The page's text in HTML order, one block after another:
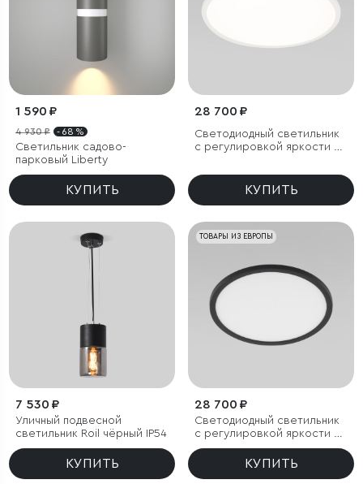
1 590 ₽
4 930 ₽ - 68 %
Светильник садово-
парковый Liberty
КУПИТЬ
28 700 ₽
Светодиодный светильник
с регулировкой яркости и
(3000/4000/6000К) IP54
КУПИТЬ
7 530 ₽
Уличный подвесной
светильник Roil чёрный IP54
КУПИТЬ
ТОВАРЫ ИЗ ЕВРОПЫ
28 700 ₽
Светодиодный светильник
с регулировкой яркости и
цветовой температуры
КУПИТЬ